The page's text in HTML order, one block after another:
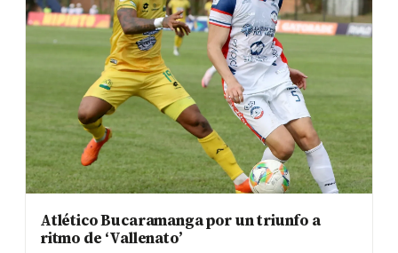
Atlético Bucaramanga por un triunfo a
ritmo de ‘Vallenato’